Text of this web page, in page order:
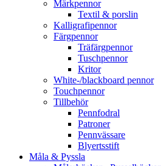
Märkpennor
Textil & porslin
Kalligrafipennor
Färgpennor
Träfärgpennor
Tuschpennor
Kritor
White-/blackboard pennor
Touchpennor
Tillbehör
Pennfodral
Patroner
Pennvässare
Blyertsstift
Måla & Pyssla